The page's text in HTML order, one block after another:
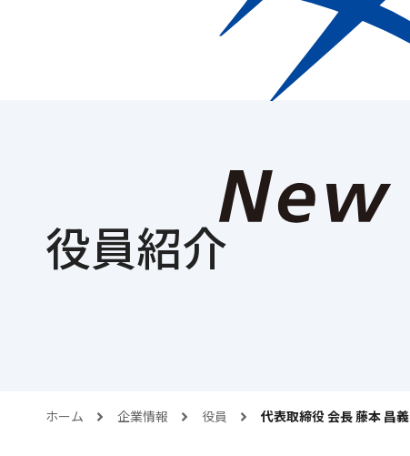
Who we are
役員紹介
ホーム 企業情報 役員 代表取締役 会長 藤本 昌義